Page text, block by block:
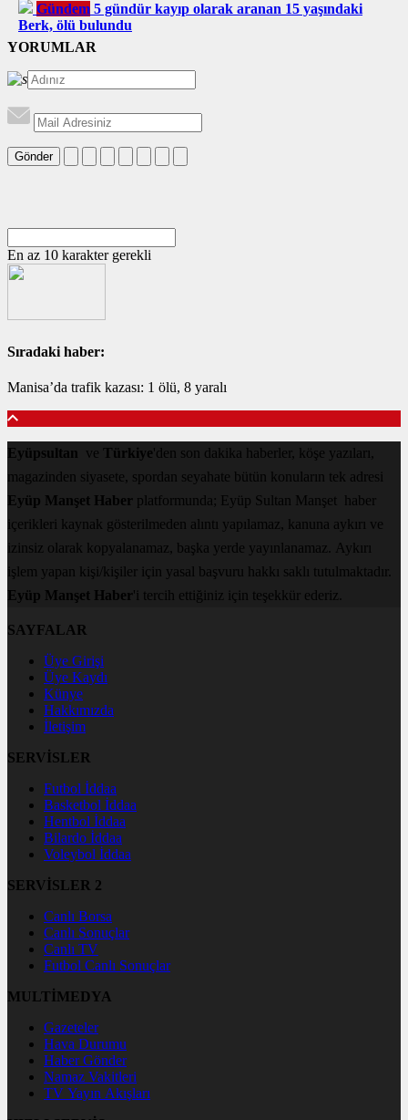
Gündem 5 gündür kayıp olarak aranan 15 yaşındaki
Berk, ölü bulundu
YORUMLAR
Gönder
En az 10 karakter gerekli
Sıradaki haber:
Manisa’da trafik kazası: 1 ölü, 8 yaralı
Eyüpsultan ve Türkiye'den son dakika haberler, köşe yazıları,
magazinden siyasete, spordan seyahate bütün konuların tek adresi
Eyüp Manşet Haber platformunda; Eyüp Sultan Manşet haber
içerikleri kaynak gösterilmeden alıntı yapılamaz, kanuna aykırı ve
izinsiz olarak kopyalanamaz, başka yerde yayınlanamaz. Aykırı
işlem yapan kişi/kişiler için yasal başvuru hakkı saklı tutulmaktadır.
Eyüp Manşet Haber'i tercih ettiğiniz için teşekkür ederiz.
SAYFALAR
Üye Girişi
Üye Kaydı
Künye
Hakkımızda
İletişim
SERVİSLER
Futbol İddaa
Basketbol İddaa
Hentbol İddaa
Bilardo İddaa
Voleybol İddaa
SERVİSLER 2
Canlı Borsa
Canlı Sonuçlar
Canlı TV
Futbol Canlı Sonuçlar
MULTİMEDYA
Gazeteler
Hava Durumu
Haber Gönder
Namaz Vakitleri
TV Yayın Akışları